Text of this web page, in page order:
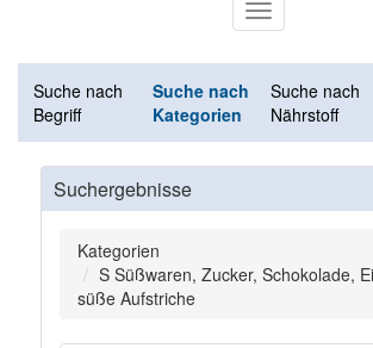
Toggle
navigation
Suche nach
Begriff
Suche nach
Kategorien
Suche nach
Nährstoff
Suchergebnisse
Kategorien
S Süßwaren, Zucker, Schokolade,
süße Aufstriche